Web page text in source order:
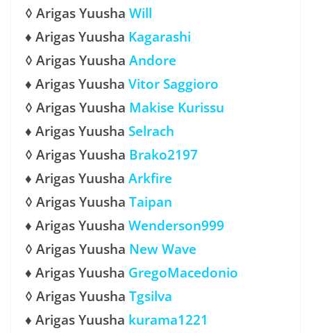
◊ Arigas Yuusha Will
♦ Arigas Yuusha Kagarashi
◊ Arigas Yuusha Andore
♦ Arigas Yuusha Vitor Saggioro
◊ Arigas Yuusha Makise Kurissu
♦ Arigas Yuusha Selrach
◊ Arigas Yuusha Brako2197
♦ Arigas Yuusha Arkfire
◊ Arigas Yuusha Taipan
♦ Arigas Yuusha Wenderson999
◊ Arigas Yuusha New Wave
♦ Arigas Yuusha GregoMacedonio
◊ Arigas Yuusha Tgsilva
♦ Arigas Yuusha kurama1221